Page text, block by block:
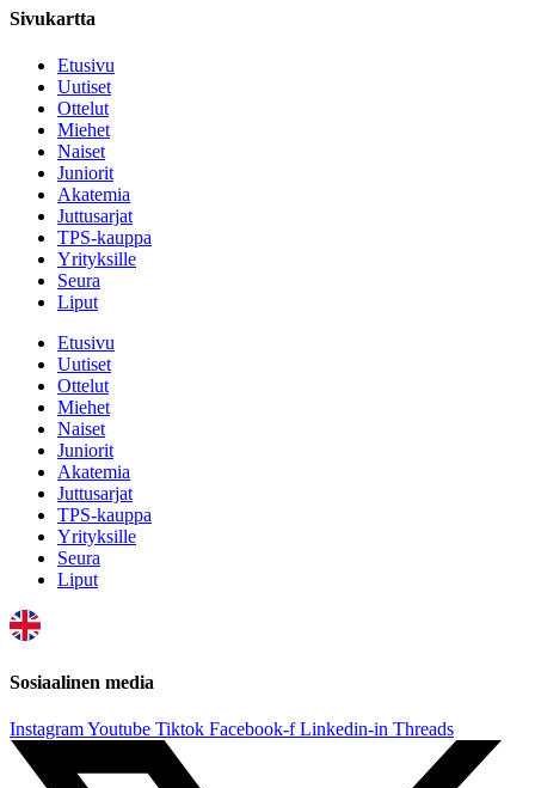
Sivukartta
Etusivu
Uutiset
Ottelut
Miehet
Naiset
Juniorit
Akatemia
Juttusarjat
TPS-kauppa
Yrityksille
Seura
Liput
Etusivu
Uutiset
Ottelut
Miehet
Naiset
Juniorit
Akatemia
Juttusarjat
TPS-kauppa
Yrityksille
Seura
Liput
Sosiaalinen media
InstagramYoutube Tiktok Facebook-f Linkedin-in Threads